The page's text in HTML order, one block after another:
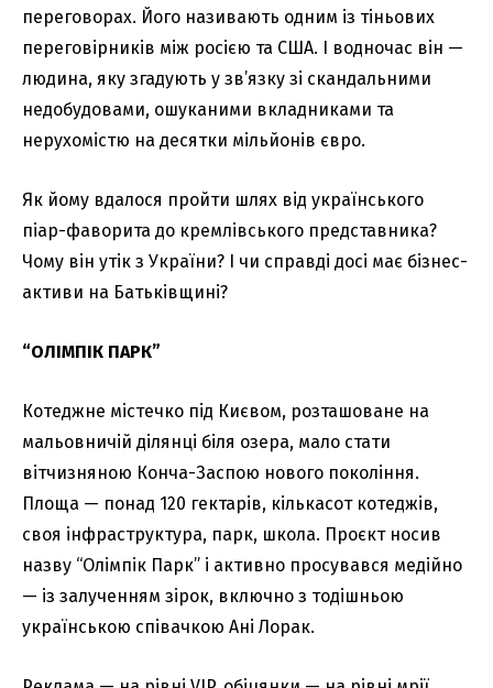
переговорах. Його називають одним із тіньових
переговірників між росією та США. І водночас він —
людина, яку згадують у зв’язку зі скандальними
недобудовами, ошуканими вкладниками та
нерухомістю на десятки мільйонів євро.
Як йому вдалося пройти шлях від українського
піар-фаворита до кремлівського представника?
Чому він утік з України? І чи справді досі має бізнес-
активи на Батьківщині?
“ОЛІМПІК ПАРК”
Котеджне містечко під Києвом, розташоване на
мальовничій ділянці біля озера, мало стати
вітчизняною Конча-Заспою нового покоління.
Площа — понад 120 гектарів, кількасот котеджів,
своя інфраструктура, парк, школа. Проєкт носив
назву “Олімпік Парк” і активно просувався медійно
— із залученням зірок, включно з тодішньою
українською співачкою Ані Лорак.